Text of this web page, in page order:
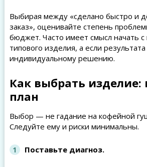
Выбирая между «сделано быстро и
заказ», оценивайте степень
бюджет. Часто имеет смысл начать с
типового изделия, а если
индивидуальному решению.
Как выбрать
план
Выбор — не гадание на кофейной
Следуйте ему и риски минимальны.
Поставьте диагноз.